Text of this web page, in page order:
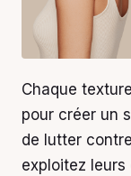
Chaque
pour créer un
de lutter
exploitez